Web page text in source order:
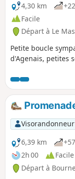
4,30 km
Facile
Départ à Le
Petite boucle
d'Agenais, petites
Visorandonneur
6,39 km
2h 00
Facile
Départ à